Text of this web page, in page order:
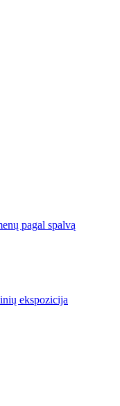
pagal spalvą
ekspozicija